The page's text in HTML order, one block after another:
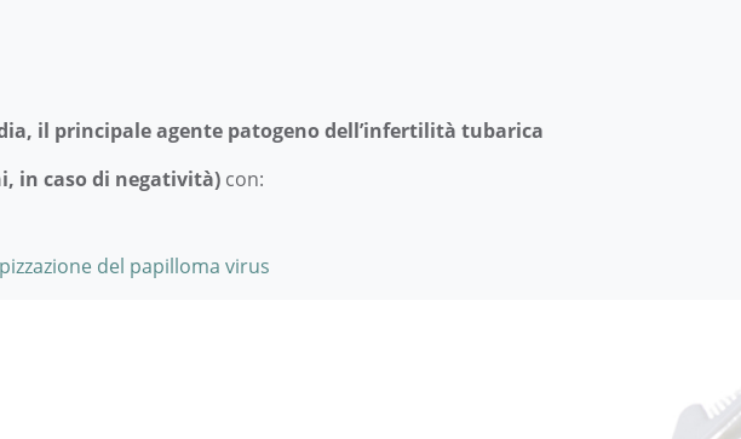
il principale agente patogeno dell’infertilità tubarica
in caso di negatività) con:
del papilloma virus